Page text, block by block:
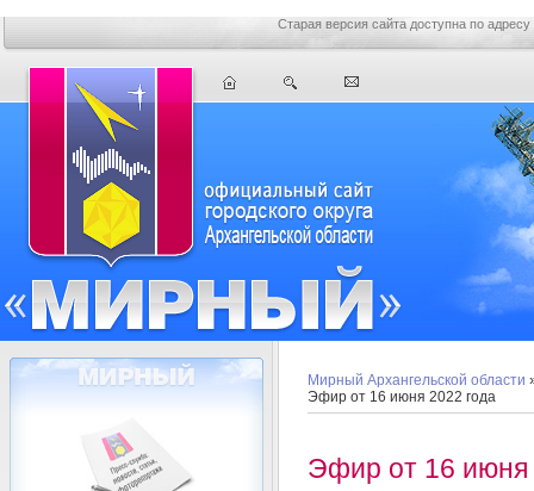
Старая версия сайта доступна по адресу
Мирный Архангельской области
Эфир от 16 июня 2022 года
Эфир от 16 июня